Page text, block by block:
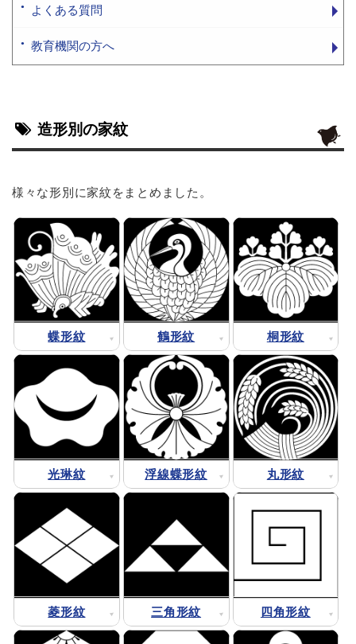
よくある質問
教育機関の方へ
造形別の家紋
様々な形別に家紋をまとめました。
蝶形紋 鶴形紋 桐形紋
光琳紋 浮線蝶形紋 丸形紋
菱形紋 三角形紋 四角形紋